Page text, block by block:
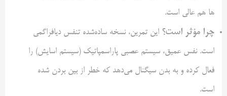
ها هم عالی است.
چرا مؤثر است؟ این تمرین، نسخه ساده‌شده تنفس دیافراگمی
است. نفس عمیق، سیستم عصبی پاراسمپاتیک (سیستم اسایش) را
فعال کرده و به بدن سیگنال می‌دهد که خطر از بین بردن شده
است.